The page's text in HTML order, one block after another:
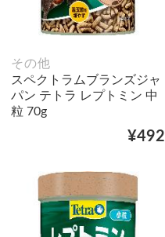
その他
スペクトラムブランズジャ
パン テトラ レプトミン 中
粒 70g
¥492